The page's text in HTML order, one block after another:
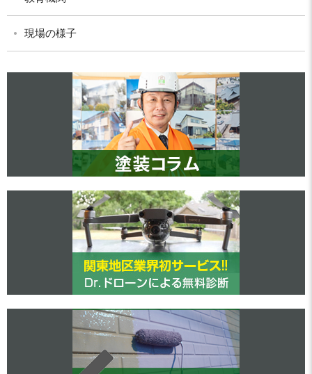
現場の様子